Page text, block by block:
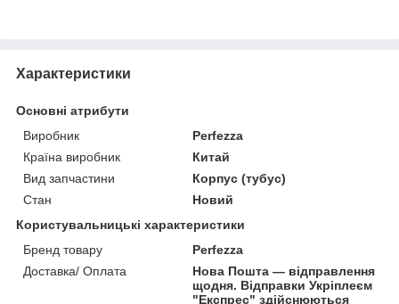
Характеристики
Основні атрибути
Виробник
Perfezza
Країна виробник
Китай
Вид запчастини
Корпус (тубус)
Стан
Новий
Користувальницькі характеристики
Бренд товару
Perfezza
Доставка/ Оплата
Нова Пошта — відправлення
щодня. Відправки Укріплеєм
"Експрес" здійснюються